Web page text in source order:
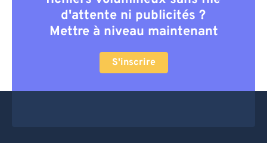
d'attente ni publicités ?
Mettre à niveau maintenant
S'inscrire